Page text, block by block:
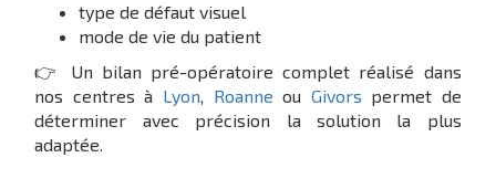
type de défaut visuel
mode de vie du patient
👉 Un bilan pré-opératoire complet réalisé dans
nos centres à Lyon, Roanne ou Givors permet de
déterminer avec précision la solution la plus
adaptée.